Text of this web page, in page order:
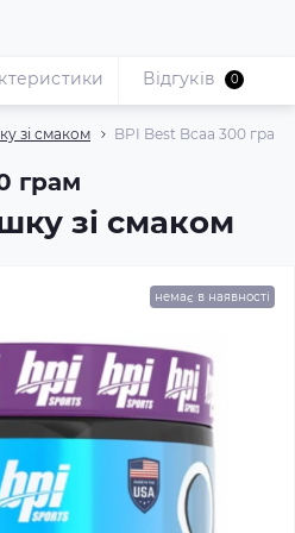
зі смаком BPI Best Bcaa 300 грам
грам
зі смаком
Відгуків 0
немає в наявності